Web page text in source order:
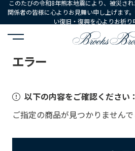
このたびの令和8年熊本地震により、被災さ
関係者の皆様に心よりお見舞い申し上げます
い復旧・復興を心よりお祈り
HOME
エラー
以下の内容をご確認ください：
ご指定の商品が見つかりませんで